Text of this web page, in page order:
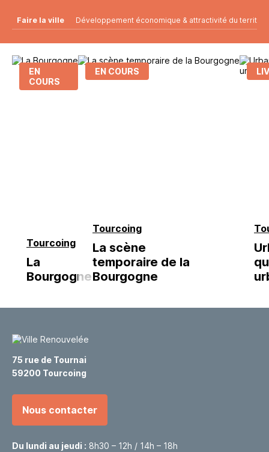
Faire la ville Développement économique & attractivité du
EN
COURS
Tourcoing
La
Bourgogne
EN COURS
Tourcoing
La scène
temporaire de la
Bourgogne
75 rue de Tournai
59200 Tourcoing
Nous contacter
Du lundi au jeudi : 8h30 – 12h / 14h – 18h